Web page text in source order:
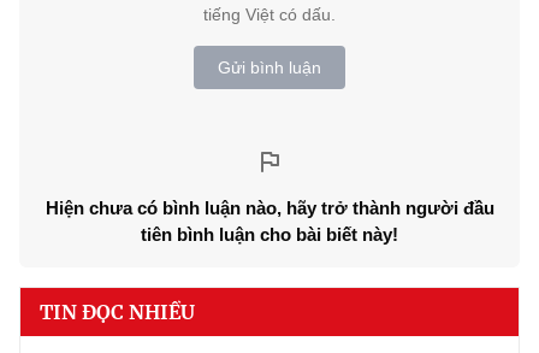
tiếng Việt có dấu.
Gửi bình luận
Hiện chưa có bình luận nào, hãy trở thành người đầu
tiên bình luận cho bài biết này!
TIN ĐỌC NHIỀU